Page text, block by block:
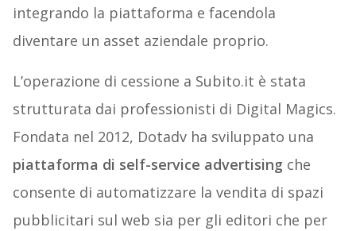
integrando la piattaforma e facendola
diventare un asset aziendale proprio.
L’operazione di cessione a Subito.it è stata
strutturata dai professionisti di Digital Magics.
Fondata nel 2012, Dotadv ha sviluppato una
piattaforma di self-service advertising che
consente di automatizzare la vendita di spazi
pubblicitari sul web sia per gli editori che per